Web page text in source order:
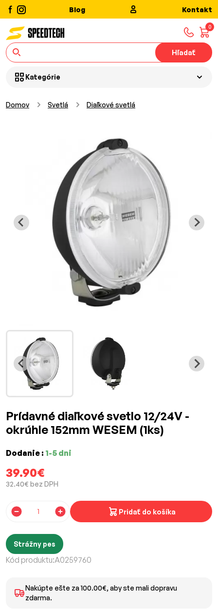
Blog Kontakt
0
Hľadať
Kategórie
Domov Svetlá Diaľkové svetlá
Prídavné diaľkové svetlo 12/24V -
okrúhle 152mm WESEM (1ks)
Dodanie : 1-5 dni
39.90€
32.40€ bez DPH
Pridať do košíka
Strážny pes
Kód produktu:A0259760
Nakúpte ešte za 100.00€, aby ste mali dopravu
zdarma.